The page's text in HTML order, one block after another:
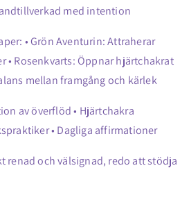
med intention
• Grön Aventurin: Attraherar
• Rosenkvarts: Öppnar hjärtchakrat
mellan framgång och kärlek
av överflöd • Hjärtchakra
• Dagliga affirmationer
renad och välsignad, redo att stödja